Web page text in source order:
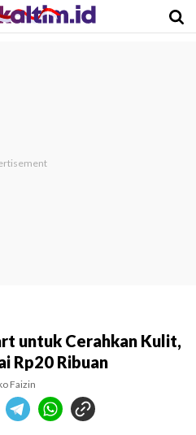
untuk Cerahkan Kulit,
Rp20 Ribuan
Faizin